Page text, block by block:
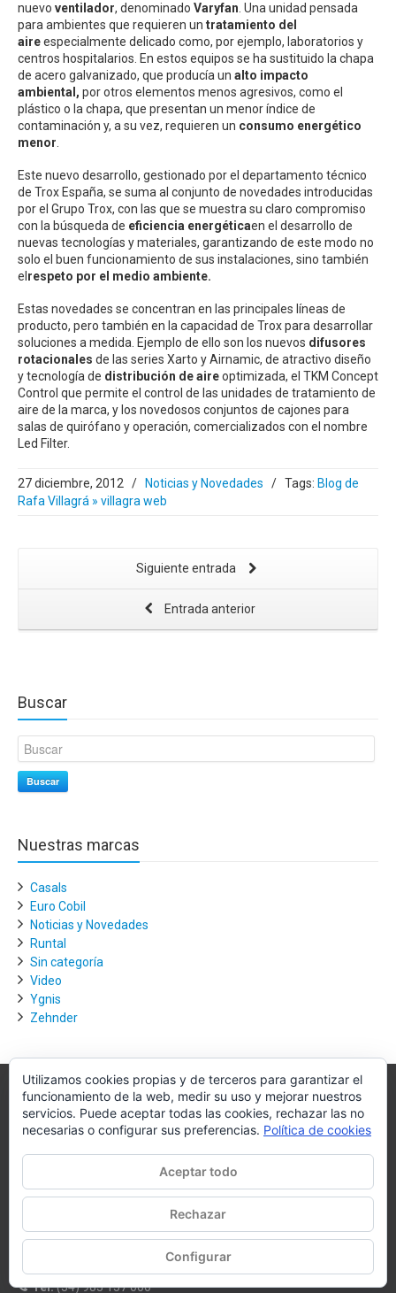
nuevo ventilador, denominado Varyfan. Una unidad pensada
para ambientes que requieren un tratamiento del
aireespecialmente delicado como, por ejemplo, laboratorios y
centros hospitalarios. En estos equipos se ha sustituido la chapa
de acero galvanizado, que producía un alto impacto
ambiental, por otros elementos menos agresivos, como el
plástico o la chapa, que presentan un menor índice de
contaminación y, a su vez, requieren un consumo energético
menor.
Este nuevo desarrollo, gestionado por el departamento técnico
de Trox España, se suma al conjunto de novedades introducidas
por el Grupo Trox, con las que se muestra su claro compromiso
con la búsqueda de eficiencia energéticaen el desarrollo de
nuevas tecnologías y materiales, garantizando de este modo no
solo el buen funcionamiento de sus instalaciones, sino también
el respeto por el medio ambiente.
Estas novedades se concentran en las principales líneas de
producto, pero también en la capacidad de Trox para desarrollar
soluciones a medida. Ejemplo de ello son los nuevos difusores
rotacionales de las series Xarto y Airnamic, de atractivo diseño
y tecnología de distribución de aireoptimizada, el TKM Concept
Control que permite el control de las unidades de tratamiento de
aire de la marca, y los novedosos conjuntos de cajones para
salas de quirófano y operación, comercializados con el nombre
Led Filter.
27 diciembre, 2012 / Noticias y Novedades / Tags: Blog de
Rafa Villagrá » villagra web
Siguiente entrada
Entrada anterior
Buscar
Buscar
Nuestras marcas
Casals
Euro Cobil
Noticias y Novedades
Runtal
Sin categoría
Video
Ygnis
Zehnder
Villagra.es
mercado de la climatización y edificación.
Nuestro objetivo es conseguir la mejor instalación posible, la más
óptima, la de mejor calidad y la que de al usuario final la mejor
experiencia y calidad de vida.
Tel:(34) 983 157 000
Utilizamos cookies propias y de terceros para garantizar el
funcionamiento de la web, medir su uso y mejorar nuestros
servicios. Puede aceptar todas las cookies, rechazar las no
necesarias o configurar sus preferencias. Política de cookies
Aceptar todo
Rechazar
Configurar